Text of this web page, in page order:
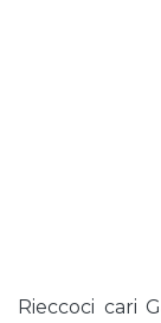
Rieccoci cari